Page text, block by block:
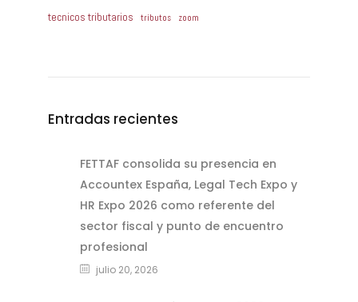
tecnicos tributarios tributos zoom
Entradas recientes
FETTAF consolida su presencia en
Accountex España, Legal Tech Expo y
HR Expo 2026 como referente del
sector fiscal y punto de encuentro
profesional
julio 20, 2026